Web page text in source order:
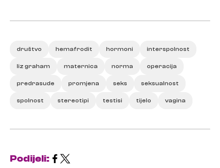
društvo hemafrodit hormoni interspolnost
liz graham maternica norma operacija
predrasude promjena seks seksualnost
spolnost stereotipi testisi tijelo vagina
Podijeli: